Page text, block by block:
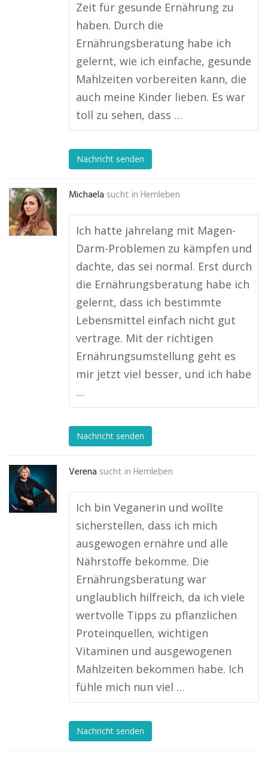
Zeit für gesunde Ernährung zu
haben. Durch die
Ernährungsberatung habe ich
gelernt, wie ich einfache, gesunde
Mahlzeiten vorbereiten kann, die
auch meine Kinder lieben. Es war
toll zu sehen, dass …
Nachricht senden
Michaela sucht in Hemleben
Ich hatte jahrelang mit Magen-
Darm-Problemen zu kämpfen und
dachte, das sei normal. Erst durch
die Ernährungsberatung habe ich
gelernt, dass ich bestimmte
Lebensmittel einfach nicht gut
vertrage. Mit der richtigen
Ernährungsumstellung geht es
mir jetzt viel besser, und ich habe
…
Nachricht senden
Verena sucht in Hemleben
Ich bin Veganerin und wollte
sicherstellen, dass ich mich
ausgewogen ernähre und alle
Nährstoffe bekomme. Die
Ernährungsberatung war
unglaublich hilfreich, da ich viele
wertvolle Tipps zu pflanzlichen
Proteinquellen, wichtigen
Vitaminen und ausgewogenen
Mahlzeiten bekommen habe. Ich
fühle mich nun viel …
Nachricht senden